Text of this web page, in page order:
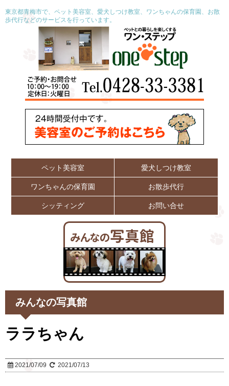
東京都青梅市で、ペット美容室、愛犬しつけ教室、ワンちゃんの保育園、お散
歩代行などのサービスを行っています。
ペット美容室 愛犬しつけ教室
ワンちゃんの保育園 お散歩代行
シッティング お問い合せ
みんなの写真館
ララちゃん
2021/07/09 2021/07/13